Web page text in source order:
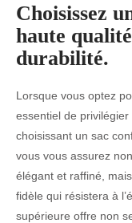
Choisissez
haute
durabilité.
Lorsque vous optez
essentiel de
choisissant un sac
vous vous assurez
élégant et raffiné,
fidèle qui résistera à
supérieure offre non